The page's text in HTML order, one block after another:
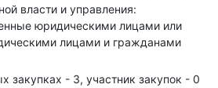
власти и управления:
юридическими лицами или
лицами и гражданами
закупках - 3, участник закупок - 0